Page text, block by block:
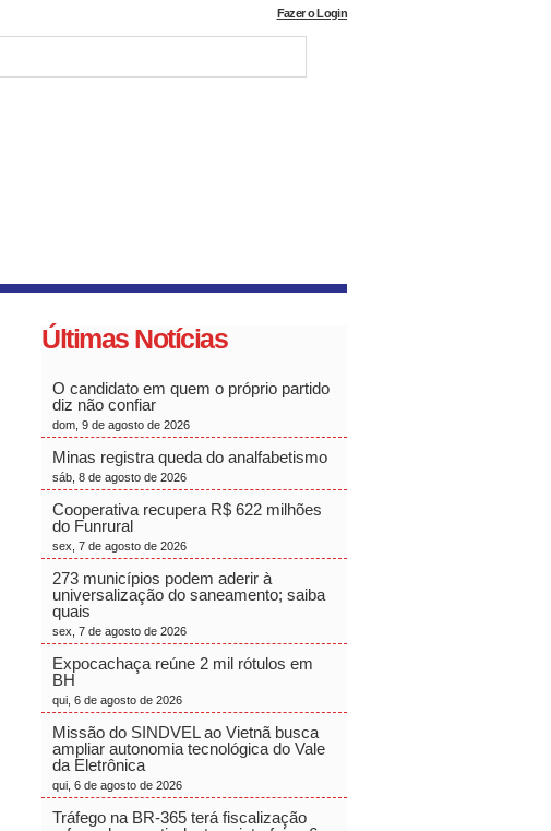
Fazer o Login
Últimas Notícias
O candidato em quem o próprio partido
diz não confiar
dom, 9 de agosto de 2026
Minas registra queda do analfabetismo
sáb, 8 de agosto de 2026
Cooperativa recupera R$ 622 milhões
do Funrural
sex, 7 de agosto de 2026
273 municípios podem aderir à
universalização do saneamento; saiba
quais
sex, 7 de agosto de 2026
Expocachaça reúne 2 mil rótulos em
BH
qui, 6 de agosto de 2026
Missão do SINDVEL ao Vietnã busca
ampliar autonomia tecnológica do Vale
da Eletrônica
qui, 6 de agosto de 2026
Tráfego na BR-365 terá fiscalização